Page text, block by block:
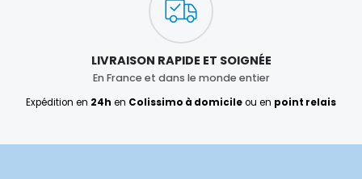
LIVRAISON RAPIDE ET SOIGNÉE
En France et dans le monde entier
Expédition en 24h en Colissimo à domicileou en point relais